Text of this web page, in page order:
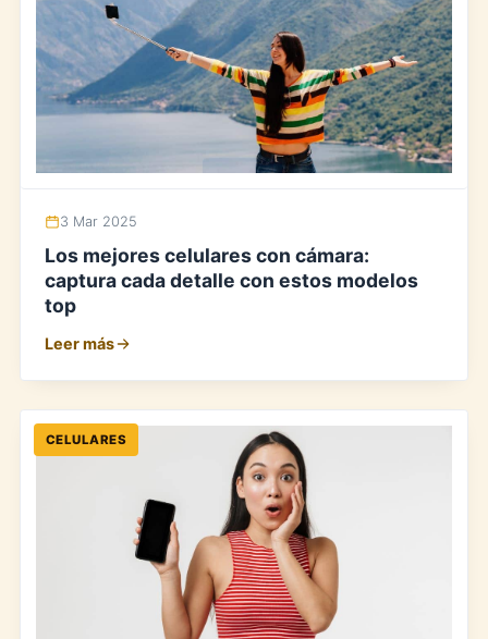
3 Mar 2025
Los mejores celulares con cámara:
captura cada detalle con estos modelos
top
Leer más
CELULARES